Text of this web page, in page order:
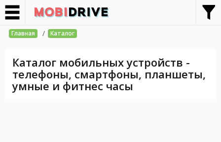
Главная / Каталог
Каталог мобильных устройств -
телефоны, смартфоны, планшеты,
умные и фитнес часы